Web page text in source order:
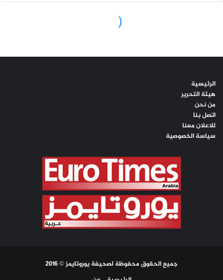
الرئيسية
هيئة التحرير
من نحن
اتصل بنا
للاعلان معنا
سياسة الخصوصية
جميع الحقوق محفوظة لصحيفة يوروتايمز © 2016